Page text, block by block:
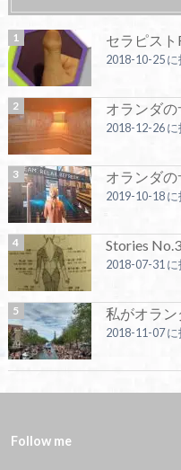
セラピス
2018-10-25
オランダ
2018-12-26
オランダ
2019-10-18
Stories
2018-07-31
私がオラ
2018-11-07
Follow me